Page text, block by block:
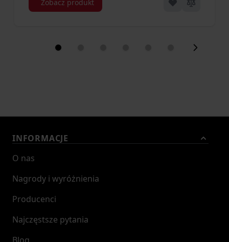
Zobacz produkt
INFORMACJE
O nas
Nagrody i wyróżnienia
Producenci
Najczęstsze pytania